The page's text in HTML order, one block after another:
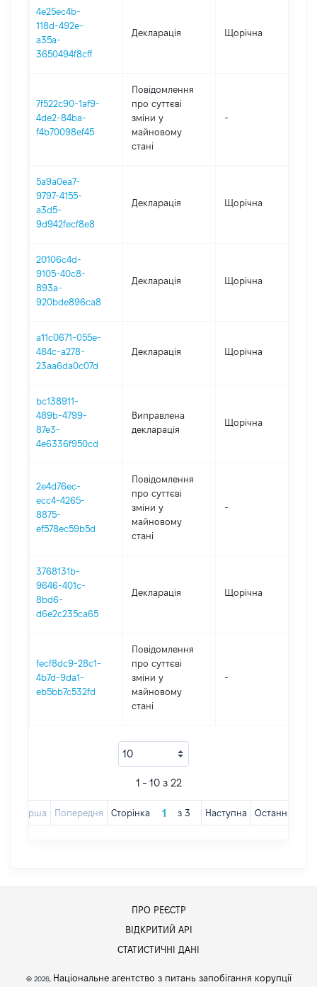
4e25ec4b-
118d-492e-
a35a-
3650494f8cff
Декларація Щорічна
7f522c90-1af9-
4de2-84ba-
f4b70098ef45
Повідомлення
про суттєві
зміни y
майновому
стані
-
5a9a0ea7-
9797-4155-
a3d5-
9d942fecf8e8
Декларація Щорічна
20106c4d-
9105-40c8-
893a-
920bde896ca8
Декларація Щорічна
a11c0671-055e-
484c-a278-
23aa6da0c07d
Декларація Щорічна
bc138911-
489b-4799-
87e3-
4e6336f950cd
Виправлена
декларація
Щорічна
2e4d76ec-
ecc4-4265-
8875-
ef578ec59b5d
Повідомлення
про суттєві
зміни y
майновому
стані
-
3768131b-
9646-401c-
8bd6-
d6e2c235ca65
Декларація Щорічна
fecf8dc9-28c1-
4b7d-9da1-
eb5bb7c532fd
Повідомлення
про суттєві
зміни y
майновому
стані
-
1 - 10 з 22
Перша Попередня Сторінка з 3 Наступна Остання
ПРО РЕЄСТР
ВІДКРИТИЙ АРІ
СТАТИСТИЧНІ ДАНІ
© 2026, Національне агентство з питань запобігання корупції